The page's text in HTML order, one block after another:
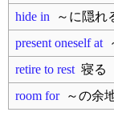
hide in ～に隠れ
present oneself at
retire to rest 寝る
room for～の余